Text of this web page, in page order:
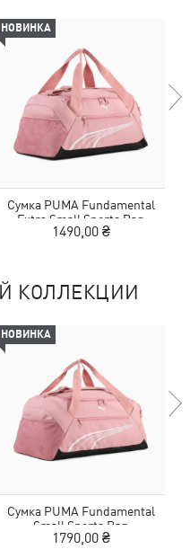
НОВИНКА
Сумка PUMA Fundamental
Extra Small Sports Bag
1490,00 ₴
КОЛЛЕКЦИИ
НОВИНКА
Сумка PUMA Fundamental
Small Sports Bag
1790,00 ₴